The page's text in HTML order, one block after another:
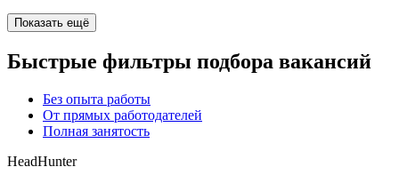
Показать ещё
Быстрые фильтры подбора вакансий
Без опыта работы
От прямых работодателей
Полная занятость
HeadHunter